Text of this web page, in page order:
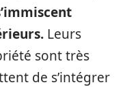
Leurs
sont très
de s’intégrer